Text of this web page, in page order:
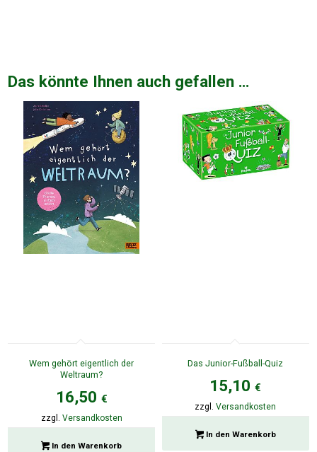
Das könnte Ihnen auch gefallen …
Wem gehört eigentlich der
Weltraum?
16,50 €
zzgl. Versandkosten
In den Warenkorb
Das Junior-Fußball-Quiz
15,10€
zzgl.Versandkosten
In den Warenkorb